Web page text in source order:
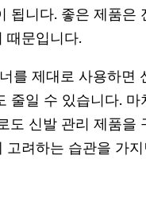
됩니다. 좋은 제품
때문입니다.
를 제대로 사용하면
줄일 수 있습니다.
도 신발 관리 제품을
고려하는 습관을 가